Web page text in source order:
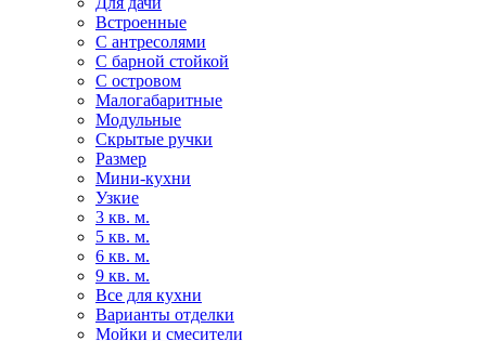
Встроенные
С антресолями
С барной стойкой
С островом
Малогабаритные
Модульные
Скрытые ручки
Размер
Мини-кухни
Узкие
3 кв. м.
5 кв. м.
6 кв. м.
9 кв. м.
Все для кухни
Варианты отделки
Мойки и смесители